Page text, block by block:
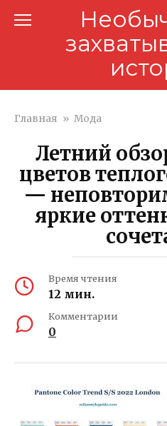
Главная » Мода
Летний
цветов
—
яркие
Время чтения
12 мин.
Комментарии
0